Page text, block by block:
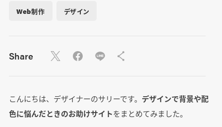
Web制作 デザイン
Share
こんにちは、デザイナーのサリーです。 デザインで背景や配
色に悩んだときのお助けサイトをまとめてみました。